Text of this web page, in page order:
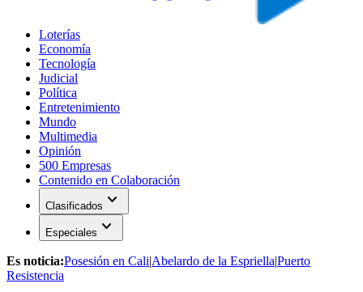
Loterías
Economía
Tecnología
Judicial
Política
Entretenimiento
Mundo
Multimedia
Opinión
500 Empresas
Contenido en Colaboración
Clasificados expand_more
Especiales expand_more
Es noticia:Posesión en Cali|Abelardo de la Espriella|Puerto
Resistencia